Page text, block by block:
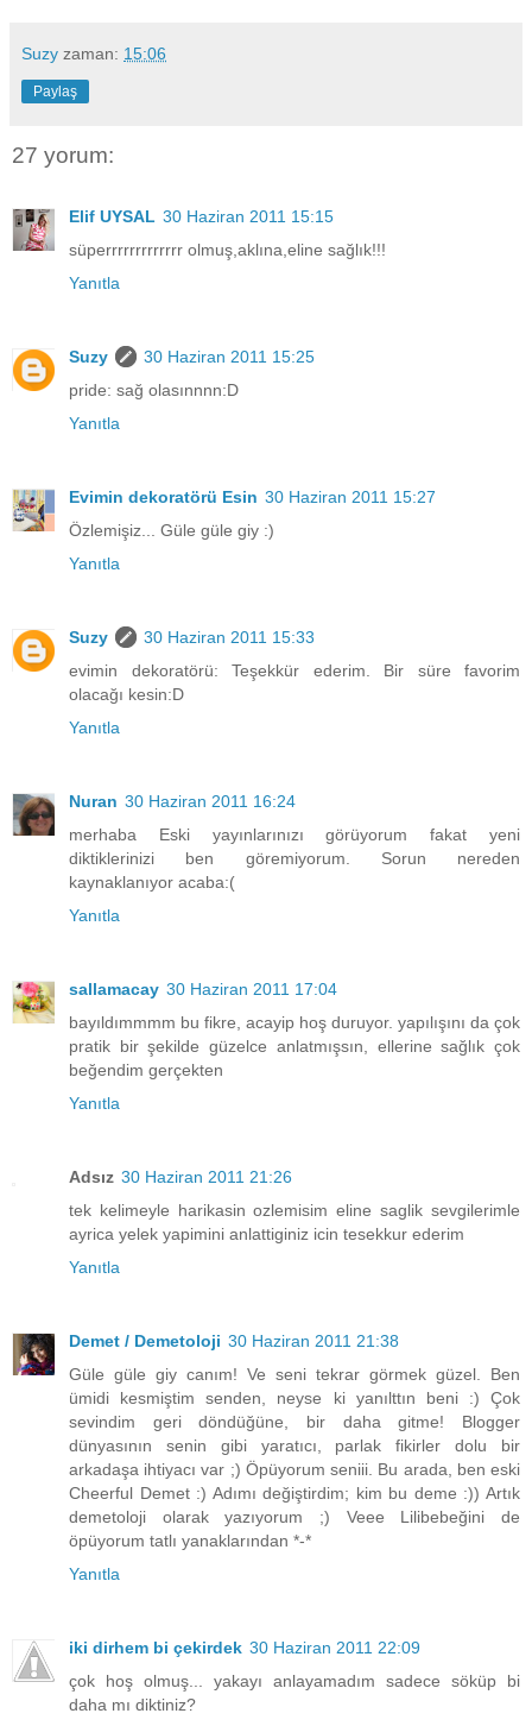
Suzy zaman: 15:06
Paylaş
27 yorum:
Elif UYSAL 30 Haziran 2011 15:15
süperrrrrrrrrrrrr olmuş,aklına,eline sağlık!!!
Yanıtla
Suzy
30 Haziran 2011 15:25
pride: sağ olasınnnn:D
Yanıtla
Evimin dekoratörü Esin 30 Haziran 2011 15:27
Özlemişiz... Güle güle giy :)
Yanıtla
Suzy
30 Haziran 2011 15:33
evimin dekoratörü: Teşekkür ederim. Bir süre favorim
olacağı kesin:D
Yanıtla
Nuran 30 Haziran 2011 16:24
merhaba Eski yayınlarınızı görüyorum fakat yeni
diktiklerinizi ben göremiyorum. Sorun nereden
kaynaklanıyor acaba:(
Yanıtla
sallamacay 30 Haziran 2011 17:04
bayıldımmmm bu fikre, acayip hoş duruyor. yapılışını da çok
pratik bir şekilde güzelce anlatmışsın, ellerine sağlık çok
beğendim gerçekten
Yanıtla
Adsız 30 Haziran 2011 21:26
tek kelimeyle harikasin ozlemisim eline saglik sevgilerimle
ayrica yelek yapimini anlattiginiz icin tesekkur ederim
Yanıtla
Demet / Demetoloji 30 Haziran 2011 21:38
Güle güle giy canım! Ve seni tekrar görmek güzel. Ben
ümidi kesmiştim senden, neyse ki yanılttın beni :) Çok
sevindim geri döndüğüne, bir daha gitme! Blogger
dünyasının senin gibi yaratıcı, parlak fikirler dolu bir
arkadaşa ihtiyacı var ;) Öpüyorum seniii. Bu arada, ben eski
Cheerful Demet :) Adımı değiştirdim; kim bu deme :)) Artık
demetoloji olarak yazıyorum ;) Veee Lilibebeğini de
öpüyorum tatlı yanaklarından *-*
Yanıtla
iki dirhem bi çekirdek 30 Haziran 2011 22:09
çok hoş olmuş... yakayı anlayamadım sadece söküp bi
daha mı diktiniz?